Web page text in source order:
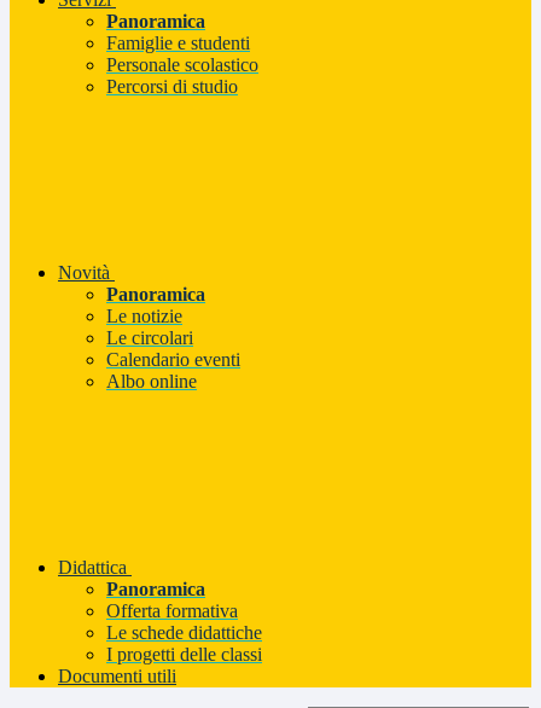
Panoramica
Famiglie e studenti
Personale scolastico
Percorsi di studio
Novità
Panoramica
Le notizie
Le circolari
Calendario eventi
Albo online
Didattica
Panoramica
Offerta formativa
Le schede didattiche
I progetti delle classi
Documenti utili